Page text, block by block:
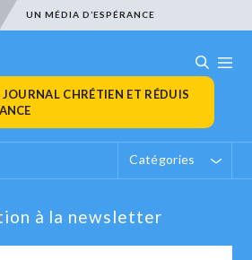
UN MÉDIA D’ESPÉRANCE
CHRÉTIEN ET RÉDUIS
Catégories
à la newsletter